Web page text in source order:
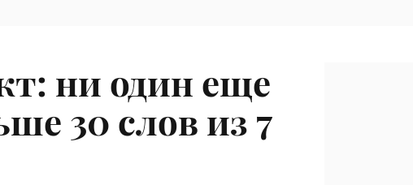
ни один еще
30 слов из 7